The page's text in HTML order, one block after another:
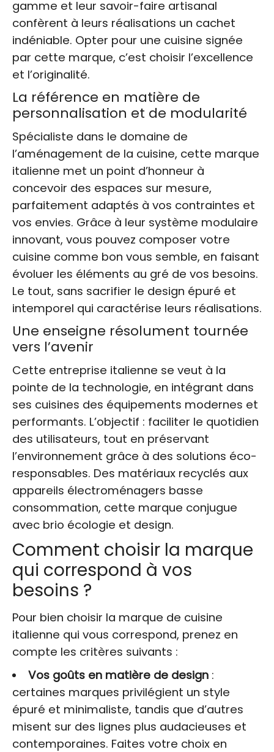
gamme et leur savoir-faire artisanal
confèrent à leurs réalisations un cachet
indéniable. Opter pour une cuisine signée
par cette marque, c’est choisir l’excellence
et l’originalité.
La référence en matière de
personnalisation et de modularité
Spécialiste dans le domaine de
l’aménagement de la cuisine, cette marque
italienne met un point d’honneur à
concevoir des espaces sur mesure,
parfaitement adaptés à vos contraintes et
vos envies. Grâce à leur système modulaire
innovant, vous pouvez composer votre
cuisine comme bon vous semble, en faisant
évoluer les éléments au gré de vos besoins.
Le tout, sans sacrifier le design épuré et
intemporel qui caractérise leurs réalisations.
Une enseigne résolument tournée
vers l’avenir
Cette entreprise italienne se veut à la
pointe de la technologie, en intégrant dans
ses cuisines des équipements modernes et
performants. L’objectif : faciliter le quotidien
des utilisateurs, tout en préservant
l’environnement grâce à des solutions éco-
responsables. Des matériaux recyclés aux
appareils électroménagers basse
consommation, cette marque conjugue
avec brio écologie et design.
Comment choisir la marque
qui correspond à vos
besoins ?
Pour bien choisir la marque de cuisine
italienne qui vous correspond, prenez en
compte les critères suivants :
Vos goûts en matière de design:
certaines marques privilégient un style
épuré et minimaliste, tandis que d’autres
misent sur des lignes plus audacieuses et
contemporaines. Faites votre choix en